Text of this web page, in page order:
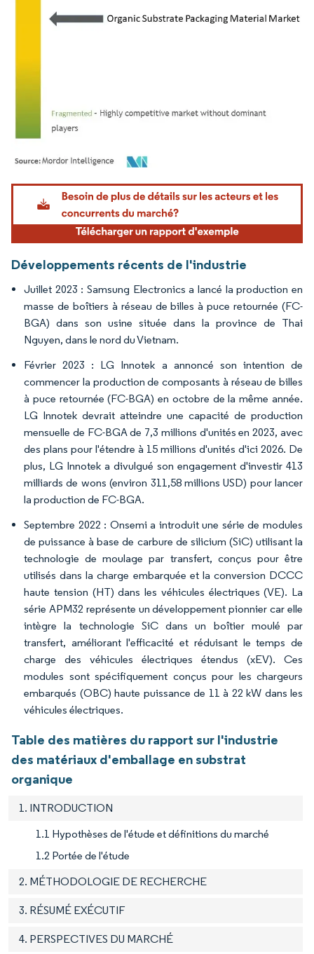
Image © Mordor Intelligence. La réutilisation nécessite une attribution sous CC BY
Développements récents de l'industrie
Juillet 2023 : Samsung Electronics a lancé la production en
masse de boîtiers à réseau de billes à puce retournée (FC-
BGA) dans son usine située dans la province de Thai
Nguyen, dans le nord du Vietnam.
Février 2023 : LG Innotek a annoncé son intention de
commencer la production de composants à réseau de billes
à puce retournée (FC-BGA) en octobre de la même année.
LG Innotek devrait atteindre une capacité de production
mensuelle de FC-BGA de 7,3 millions d'unités en 2023, avec
des plans pour l'étendre à 15 millions d'unités d'ici 2026. De
plus, LG Innotek a divulgué son engagement d'investir 413
milliards de wons (environ 311,58 millions USD) pour lancer
la production de FC-BGA.
Septembre 2022 : Onsemi a introduit une série de modules
de puissance à base de carbure de silicium (SiC) utilisant la
technologie de moulage par transfert, conçus pour être
utilisés dans la charge embarquée et la conversion DCCC
haute tension (HT) dans les véhicules électriques (VE). La
série APM32 représente un développement pionnier car elle
intègre la technologie SiC dans un boîtier moulé par
transfert, améliorant l'efficacité et réduisant le temps de
charge des véhicules électriques étendus (xEV). Ces
modules sont spécifiquement conçus pour les chargeurs
embarqués (OBC) haute puissance de 11 à 22 kW dans les
véhicules électriques.
Table des matières du rapport sur l'industrie
des matériaux d'emballage en substrat
organique
1. INTRODUCTION
1.1 Hypothèses de l'étude et définitions du marché
1.2 Portée de l'étude
2. MÉTHODOLOGIE DE RECHERCHE
3. RÉSUMÉ EXÉCUTIF
4. PERSPECTIVES DU MARCHÉ